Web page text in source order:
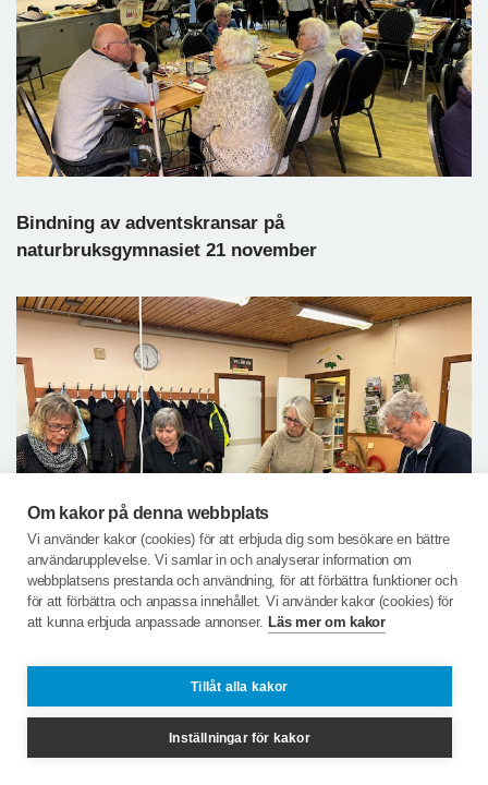
Om kakor på denna webbplats
Vi använder kakor (cookies) för att erbjuda dig som besökare en bättre
användarupplevelse. Vi samlar in och analyserar information om
webbplatsens prestanda och användning, för att förbättra funktioner och
för att förbättra och anpassa innehållet. Vi använder kakor (cookies) för
att kunna erbjuda anpassade annonser. Läs mer om kakor
Tillåt alla kakor
Inställningar för kakor
Bindning av adventskransar på
naturbruksgymnasiet 21 november
Flitiga fingrar gjorde fina kransar. Maria och Lisbeth
serverade glögg, pepparkakor och lussekatter. En
trevlig aktivitet som blivit tradition.